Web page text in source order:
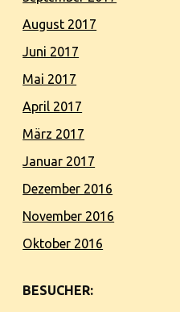
August 2017
Juni 2017
Mai 2017
April 2017
März 2017
Januar 2017
Dezember 2016
November 2016
Oktober 2016
BESUCHER: